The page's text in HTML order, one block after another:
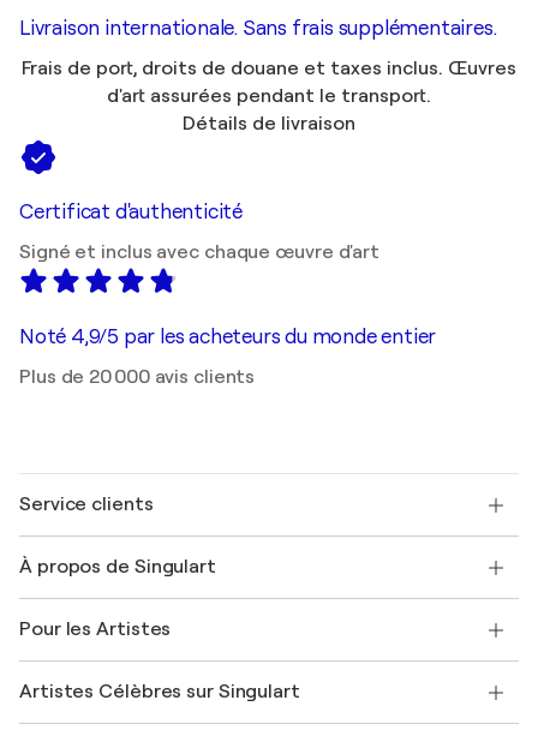
Livraison internationale. Sans frais supplémentaires.
Frais de port, droits de douane et taxes inclus. Œuvres
d'art assurées pendant le transport.
Détails de livraison
Certificat d'authenticité
Signé et inclus avec chaque œuvre d'art
Noté 4,9/5 par les acheteurs du monde entier
Plus de 20 000 avis clients
Service clients
Expédition
Offrir une carte cadeau
Rejoignez notre programme commercial
Mon compte
+33 1 76 44 06 42
À propos de Singulart
FAQ
Magazine Singulart
Emplois
Pour les Artistes
Se connecter en tant qu'Artiste
Artistes Célèbres sur Singulart